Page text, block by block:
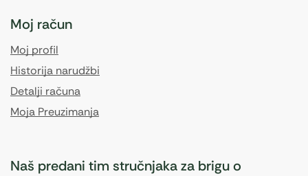
Moj račun
Moj profil
Historija narudžbi
Detalji računa
Moja Preuzimanja
Naš predani tim stručnjaka za brigu o